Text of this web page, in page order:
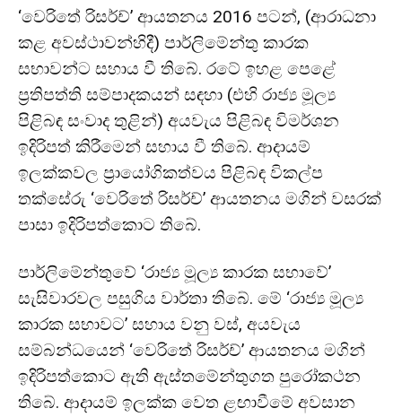
‘වෙරිතේ රිසර්ච්’ ආයතනය 2016 පටන්, (ආරාධනා
කළ අවස්ථාවන්හිදී) පාර්ලිමේන්තු කාරක
සභාවන්ට සහාය වී තිබේ. රටේ ඉහළ පෙළේ
ප්‍රතිපත්ති සම්පාදකයන් සඳහා (එහි රාජ්‍ය මූල්‍ය
පිළිබඳ සංවාද තුළින්) අයවැය පිළිබඳ විමර්ශන
ඉදිරිපත් කිරීමෙන් සහාය වී තිබේ. ආදායම්
ඉලක්කවල ප්‍රායෝගිකත්වය පිළිබඳ විකල්ප
තක්සේරු ‘වෙරිතේ රිසර්ච්’ ආයතනය මගින් වසරක්
පාසා ඉදිරිපත්කොට තිබේ.
පාර්ලිමේන්තුවේ ‘රාජ්‍ය මූල්‍ය කාරක සභාවේ’
සැසිවාරවල පසුගිය වාර්තා තිබේ. මේ ‘රාජ්‍ය මූල්‍ය
කාරක සභාවට’ සහාය වනු වස්, අයවැය
සම්බන්ධයෙන් ‘වෙරිතේ රිසර්ච්’ ආයතනය මගින්
ඉදිරිපත්කොට ඇති ඇස්තමේන්තුගත පුරෝකථන
තිබේ. ආදායම් ඉලක්ක වෙත ළඟාවීමේ අවසාන